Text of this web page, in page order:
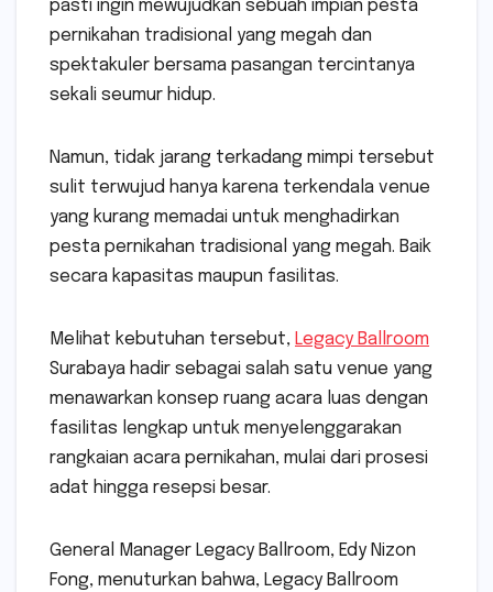
pasti ingin mewujudkan sebuah impian pesta
pernikahan tradisional yang megah dan
spektakuler bersama pasangan tercintanya
sekali seumur hidup.
Namun, tidak jarang terkadang mimpi tersebut
sulit terwujud hanya karena terkendala venue
yang kurang memadai untuk menghadirkan
pesta pernikahan tradisional yang megah. Baik
secara kapasitas maupun fasilitas.
Melihat kebutuhan tersebut, Legacy Ballroom
Surabaya hadir sebagai salah satu venue yang
menawarkan konsep ruang acara luas dengan
fasilitas lengkap untuk menyelenggarakan
rangkaian acara pernikahan, mulai dari prosesi
adat hingga resepsi besar.
General Manager Legacy Ballroom, Edy Nizon
Fong, menuturkan bahwa, Legacy Ballroom